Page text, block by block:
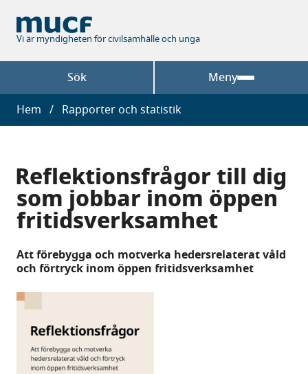
huvudinnehåll
Vi är myndigheten för civilsamhälle och unga
Sök Meny
Länkstig
Hem Rapporter och statistik
Reflektionsfrågor till dig
som jobbar inom öppen
fritidsverksamhet
Att förebygga och motverka hedersrelaterat våld
och förtryck inom öppen fritidsverksamhet